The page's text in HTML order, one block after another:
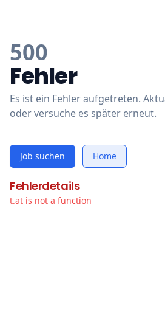
500
Fehler
Es ist ein Fehler aufgetreten.
oder versuche es später erneut.
Job suchen Home
Fehlerdetails
t.at is not a function